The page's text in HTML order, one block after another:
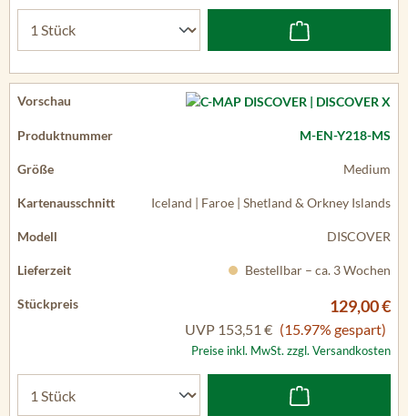
M-EN-Y218-MS
Medium
Iceland | Faroe | Shetland & Orkney Islands
DISCOVER
Bestellbar – ca. 3 Wochen
129,00 €
UVP 153,51 € (15.97% gespart)
Preise inkl. MwSt. zzgl. Versandkosten